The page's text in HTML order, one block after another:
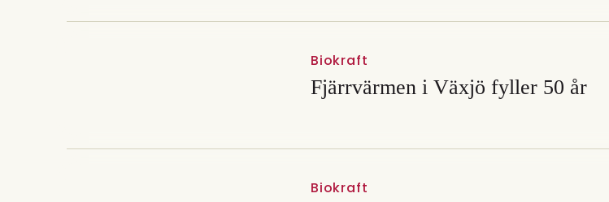
Biokraft
Fjärrvärmen i Växjö fyller 50 år
Biokraft